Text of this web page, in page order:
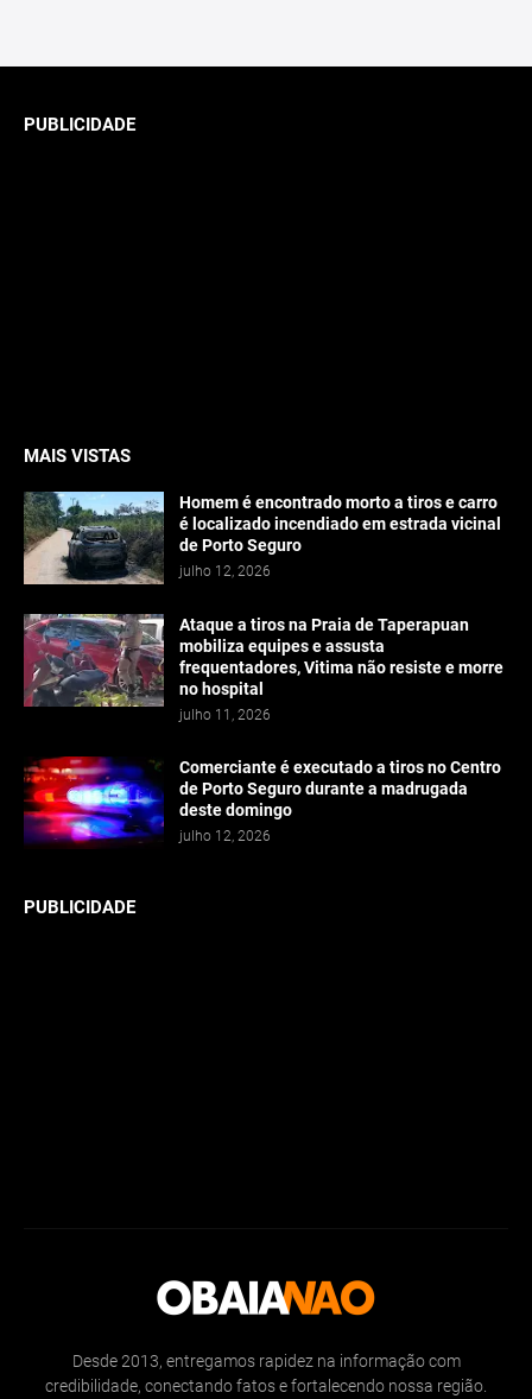
PUBLICIDADE
MAIS VISTAS
Homem é encontrado morto a tiros e carro
é localizado incendiado em estrada vicinal
de Porto Seguro
julho 12, 2026
Ataque a tiros na Praia de Taperapuan
mobiliza equipes e assusta
frequentadores, Vitima não resiste e morre
no hospital
julho 11, 2026
Comerciante é executado a tiros no Centro
de Porto Seguro durante a madrugada
deste domingo
julho 12, 2026
PUBLICIDADE
Desde 2013, entregamos rapidez na informação com
credibilidade, conectando fatos e fortalecendo nossa região.